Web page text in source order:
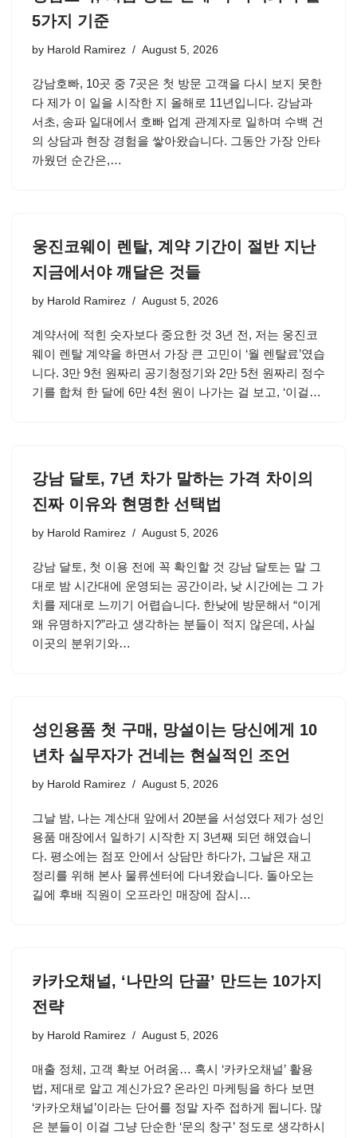
5가지 기준
by Harold Ramirez August 5, 2026
강남호빠, 10곳 중 7곳은 첫 방문 고객을 다시 보지 못한
다 제가 이 일을 시작한 지 올해로 11년입니다. 강남과
서초, 송파 일대에서 호빠 업계 관계자로 일하며 수백 건
의 상담과 현장 경험을 쌓아왔습니다. 그동안 가장 안타
까웠던 순간은,…
웅진코웨이 렌탈, 계약 기간이 절반 지난
지금에서야 깨달은 것들
by Harold Ramirez August 5, 2026
계약서에 적힌 숫자보다 중요한 것 3년 전, 저는 웅진코
웨이 렌탈 계약을 하면서 가장 큰 고민이 ‘월 렌탈료’였습
니다. 3만 9천 원짜리 공기청정기와 2만 5천 원짜리 정수
기를 합쳐 한 달에 6만 4천 원이 나가는 걸 보고, ‘이걸…
강남 달토, 7년 차가 말하는 가격 차이의
진짜 이유와 현명한 선택법
by Harold Ramirez August 5, 2026
강남 달토, 첫 이용 전에 꼭 확인할 것 강남 달토는 말 그
대로 밤 시간대에 운영되는 공간이라, 낮 시간에는 그 가
치를 제대로 느끼기 어렵습니다. 한낮에 방문해서 “이게
왜 유명하지?”라고 생각하는 분들이 적지 않은데, 사실
이곳의 분위기와…
성인용품 첫 구매, 망설이는 당신에게 10
년차 실무자가 건네는 현실적인 조언
by Harold Ramirez August 5, 2026
그날 밤, 나는 계산대 앞에서 20분을 서성였다 제가 성인
용품 매장에서 일하기 시작한 지 3년째 되던 해였습니
다. 평소에는 점포 안에서 상담만 하다가, 그날은 재고
정리를 위해 본사 물류센터에 다녀왔습니다. 돌아오는
길에 후배 직원이 오프라인 매장에 잠시…
카카오채널, ‘나만의 단골’ 만드는 10가지
전략
by Harold Ramirez August 5, 2026
매출 정체, 고객 확보 어려움… 혹시 ‘카카오채널’ 활용
법, 제대로 알고 계신가요? 온라인 마케팅을 하다 보면
‘카카오채널’이라는 단어를 정말 자주 접하게 됩니다. 많
은 분들이 이걸 그냥 단순한 ‘문의 창구’ 정도로 생각하시